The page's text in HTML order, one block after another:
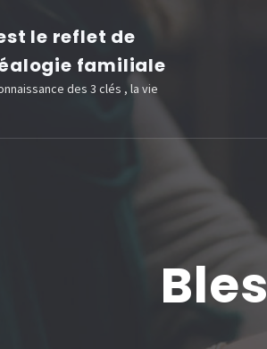
le reflet de
familiale
des 3 clés , la vie